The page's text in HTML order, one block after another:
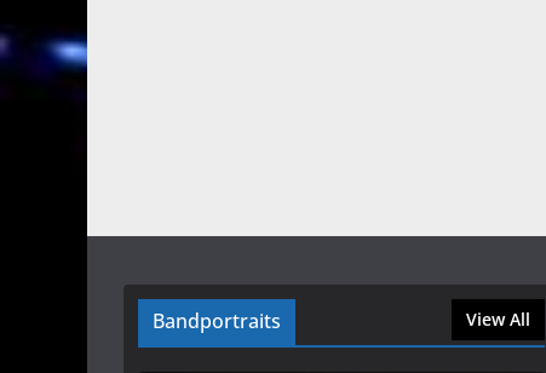
Bandportraits View All